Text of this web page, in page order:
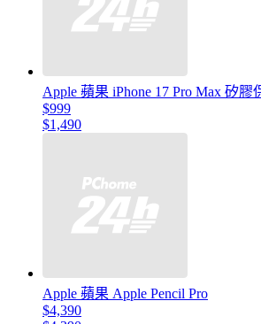
Apple 蘋果 iPhone 17 Pro Max 矽膠
$999
$1,490
Apple 蘋果 Apple Pencil Pro
$4,390